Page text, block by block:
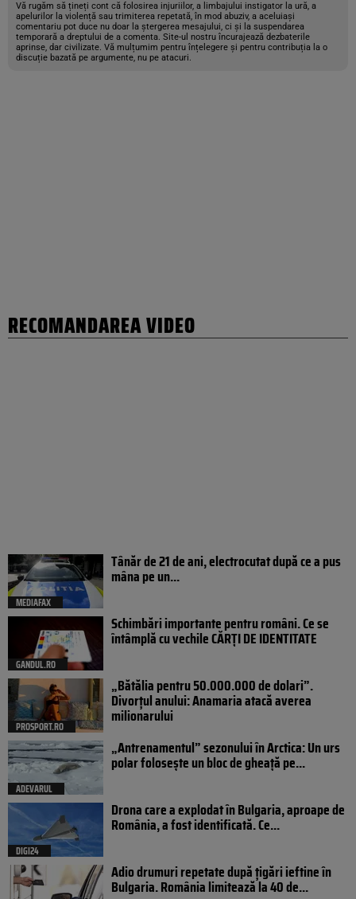
Vă rugăm să țineți cont că folosirea injuriilor, a limbajului instigator la ură, a
apelurilor la violență sau trimiterea repetată, în mod abuziv, a aceluiași
comentariu pot duce nu doar la ștergerea mesajului, ci și la suspendarea
temporară a dreptului de a comenta. Site-ul nostru încurajează dezbaterile
aprinse, dar civilizate. Vă mulțumim pentru înțelegere și pentru contribuția la o
discuție bazată pe argumente, nu pe atacuri.
RECOMANDAREA VIDEO
MEDIAFAX
Tânăr de 21 de ani, electrocutat după ce a pus
mâna pe un...
GANDUL.RO
Schimbări importante pentru români. Ce se
întâmplă cu vechile CĂRȚI DE IDENTITATE
PROSPORT.RO
„Bătălia pentru 50.000.000 de dolari”.
Divorțul anului: Anamaria atacă averea
milionarului
ADEVARUL
„Antrenamentul” sezonului în Arctica: Un urs
polar folosește un bloc de gheață pe...
DIGI24
Drona care a explodat în Bulgaria, aproape de
România, a fost identificată. Ce...
Adio drumuri repetate după țigări ieftine în
Bulgaria. România limitează la 40 de...